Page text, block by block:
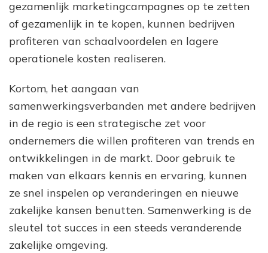
gezamenlijk marketingcampagnes op te zetten
of gezamenlijk in te kopen, kunnen bedrijven
profiteren van schaalvoordelen en lagere
operationele kosten realiseren.
Kortom, het aangaan van
samenwerkingsverbanden met andere bedrijven
in de regio is een strategische zet voor
ondernemers die willen profiteren van trends en
ontwikkelingen in de markt. Door gebruik te
maken van elkaars kennis en ervaring, kunnen
ze snel inspelen op veranderingen en nieuwe
zakelijke kansen benutten. Samenwerking is de
sleutel tot succes in een steeds veranderende
zakelijke omgeving.